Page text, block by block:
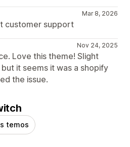
Mar 8, 2026
customer support
Nov 24, 2025
Love this theme! Slight
it seems it was a shopify
the issue.
temos